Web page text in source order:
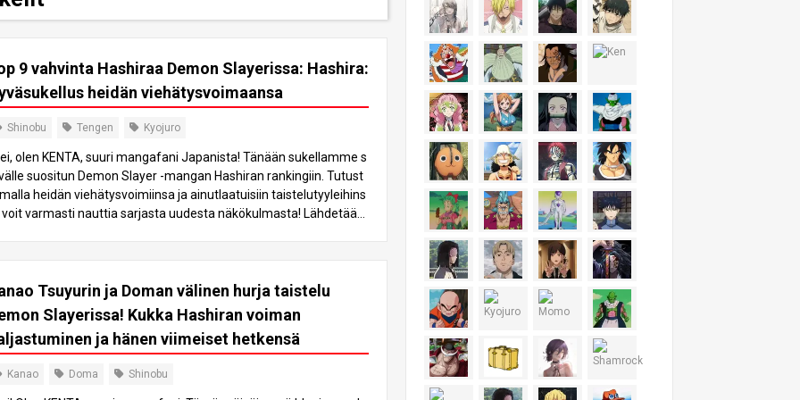
9 vahvinta Hashiraa Demon Slayerissa: Hashira:
heidän viehätysvoimaansa
Shinobu Tengen Kyojuro
olen KENTA, suuri mangafani Japanista! Tänään sukellamme s
suositun Demon Slayer -mangan Hashiran rankingiin. Tutust
heidän viehätysvoimiinsa ja ainutlaatuisiin taistelutyyleihins
voit varmasti nauttia sarjasta uudesta näkökulmasta! Lähdetään
liikkeillään ja ainutlaatuisilla myrkkytekniikoillaan. Natagumo-vuor
kaaren aikana hän osoittaa voimansa voittamalla Ala-Kuun dem
onin, Ruin. Hänen myrkkynsä on erikoinen ja voi vaikuttaa demonei
mutta sen teho Yläkuuta vastaan on rajallinen. Erityisesti se ei t
voimakas, hänen on ensin haavoitettava vastustaj
Tsuyurin ja Doman välinen hurja taistelu
Slayerissa! Kukka Hashiran voiman
ja hänen viimeiset hetkensä
Kanao Doma Shinobu